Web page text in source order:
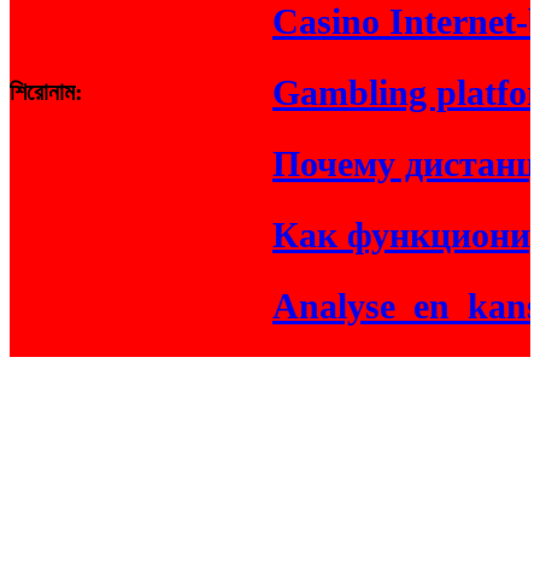
শিরোনাম:
Casino Internet-
Gambling
Почему
Как